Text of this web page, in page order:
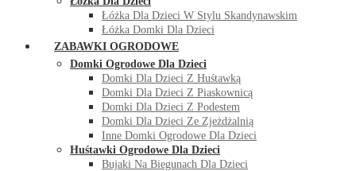
Łóżka Dla Dzieci W Stylu Skandynawskim
Łóżka Domki Dla Dzieci
ZABAWKI OGRODOWE
Domki Ogrodowe Dla Dzieci
Domki Dla Dzieci Z Huśtawką
Domki Dla Dzieci Z Piaskownicą
Domki Dla Dzieci Z Podestem
Domki Dla Dzieci Ze Zjeżdżalnią
Inne Domki Ogrodowe Dla Dzieci
Huśtawki Ogrodowe Dla Dzieci
Bujaki Na Biegunach Dla Dzieci